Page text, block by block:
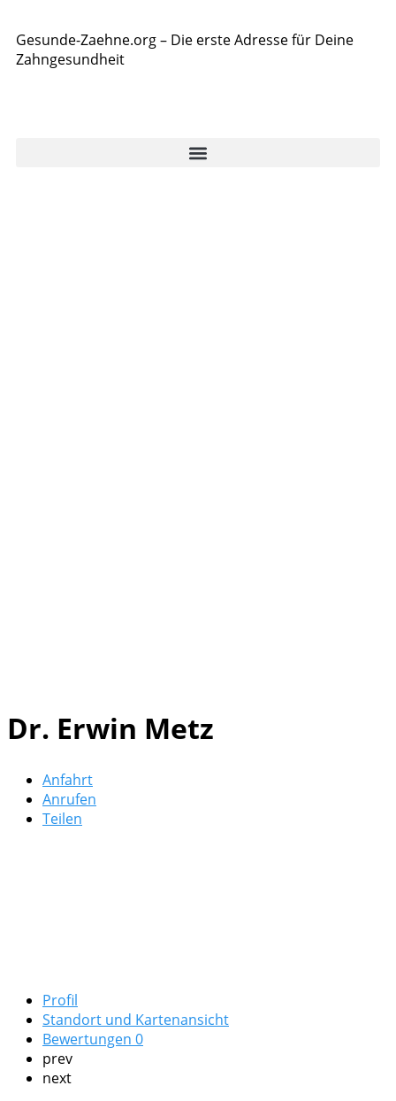
Gesunde-Zaehne.org – Die erste Adresse für Deine
Zahngesundheit
Dr. Erwin Metz
Anfahrt
Anrufen
Teilen
Profil
Standort und Kartenansicht
Bewertungen 0
prev
next